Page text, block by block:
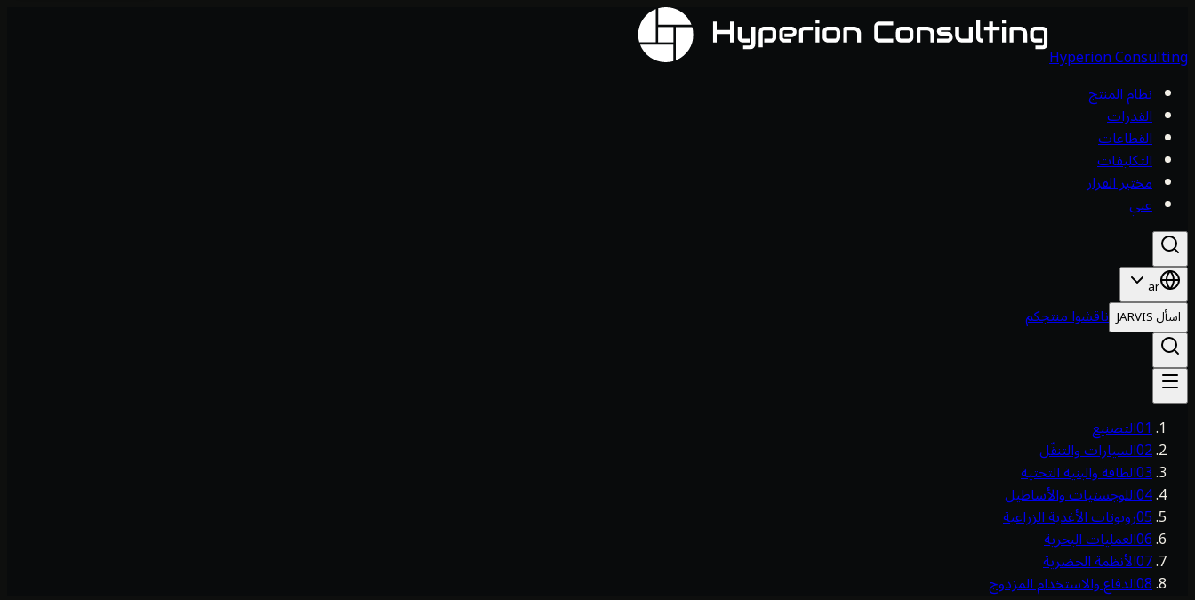
Hyperion Consulting
نظام المنتج
القدرات
القطاعات
التكليفات
مختبر القرار
عني
ar
اسأل JARVIS
ناقشوا منتجكم
01التصنيع
02السيارات والتنقّل
03الطاقة والبنية التحتية
04اللوجستيات والأساطيل
05روبوتات الأغذية الزراعية
06العمليات البحرية
07الأنظمة الحضرية
08الدفاع والاستخدام المزدوج